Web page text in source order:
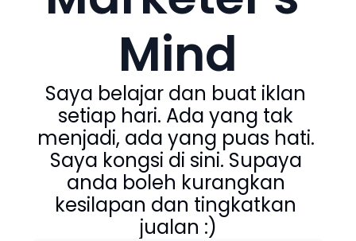
Mind
Saya belajar dan buat iklan
setiap hari. Ada yang tak
menjadi, ada yang puas hati.
Saya kongsi di sini. Supaya
anda boleh kurangkan
kesilapan dan tingkatkan
jualan :)